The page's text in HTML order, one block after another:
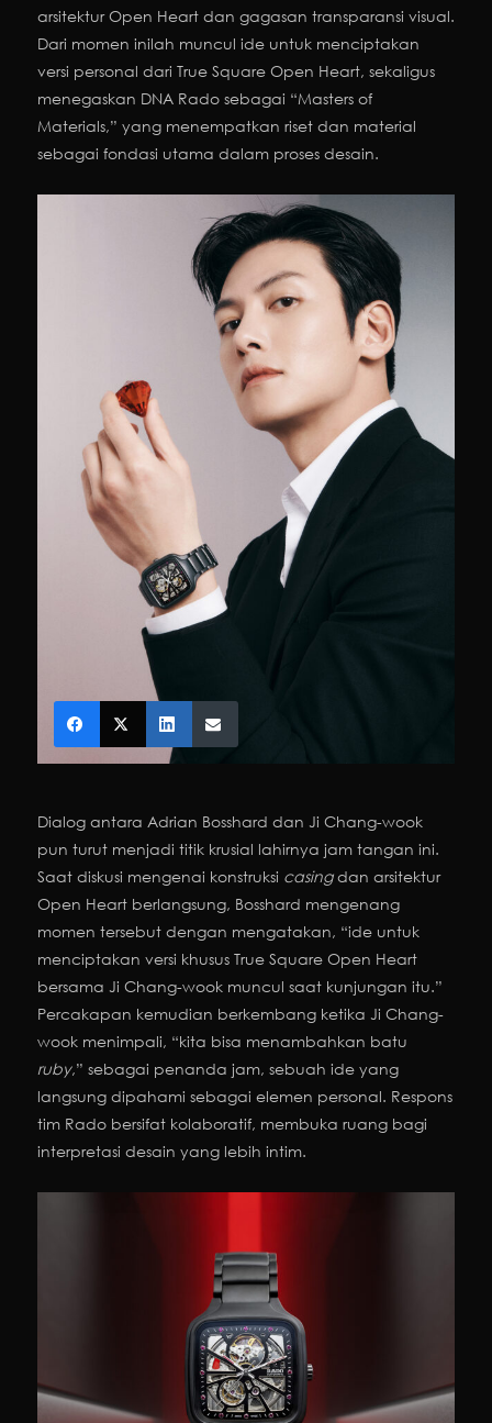
arsitektur Open Heart dan gagasan transparansi visual.
Dari momen inilah muncul ide untuk menciptakan
versi personal dari True Square Open Heart, sekaligus
menegaskan DNA Rado sebagai “Masters of
Materials,” yang menempatkan riset dan material
sebagai fondasi utama dalam proses desain.
Dialog antara Adrian Bosshard dan Ji Chang-wook
pun turut menjadi titik krusial lahirnya jam tangan ini.
Saat diskusi mengenai konstruksi casingdan arsitektur
Open Heart berlangsung, Bosshard mengenang
momen tersebut dengan mengatakan, “ide untuk
menciptakan versi khusus True Square Open Heart
bersama Ji Chang-wook muncul saat kunjungan itu.”
Percakapan kemudian berkembang ketika Ji Chang-
wook menimpali, “kita bisa menambahkan batu
ruby,” sebagai penanda jam, sebuah ide yang
langsung dipahami sebagai elemen personal. Respons
tim Rado bersifat kolaboratif, membuka ruang bagi
interpretasi desain yang lebih intim.